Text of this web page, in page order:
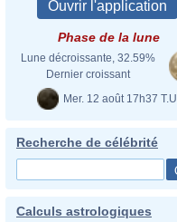
Phase de la lune
Lune décroissante, 32.59%
Dernier croissant
Mer. 12 août 17h37 T.U.
Recherche de célébrité
Calculs astrologiques